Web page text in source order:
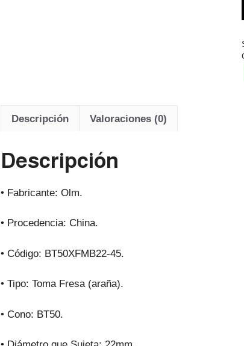
Descripción Valoraciones (0)
Descripción
• Fabricante: Olm.
• Procedencia: China.
• Código: BT50XFMB22-45.
• Tipo: Toma Fresa (araña).
• Cono: BT50.